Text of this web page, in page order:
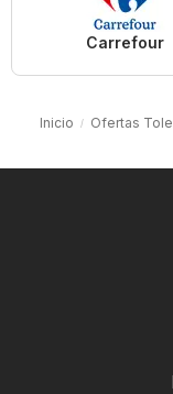
Carrefour
Inicio Ofertas